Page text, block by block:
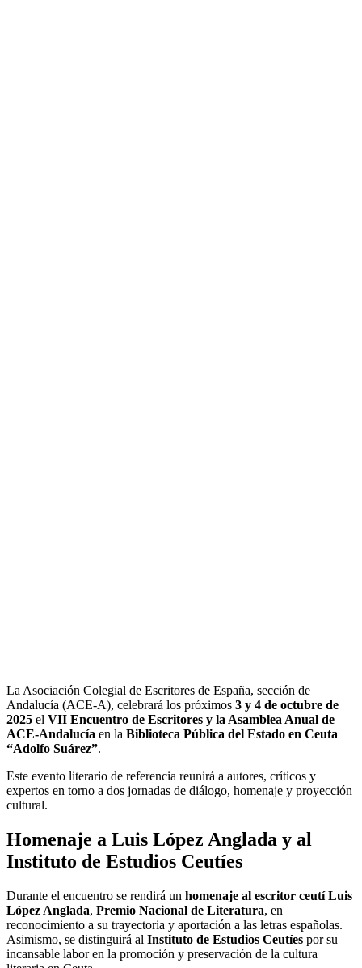
La Asociación Colegial de Escritores de España, sección de
Andalucía (ACE-A), celebrará los próximos 3 y 4 de octubre de
2025 el VII Encuentro de Escritores y la Asamblea Anual de
ACE-Andalucía en la Biblioteca Pública del Estado en Ceuta
“Adolfo Suárez”.
Este evento literario de referencia reunirá a autores, críticos y
expertos en torno a dos jornadas de diálogo, homenaje y proyección
cultural.
Homenaje a Luis López Anglada y al
Instituto de Estudios Ceutíes
Durante el encuentro se rendirá un homenaje al escritor ceutí Luis
López Anglada, Premio Nacional de Literatura, en
reconocimiento a su trayectoria y aportación a las letras españolas.
Asimismo, se distinguirá al Instituto de Estudios Ceutíes por su
incansable labor en la promoción y preservación de la cultura